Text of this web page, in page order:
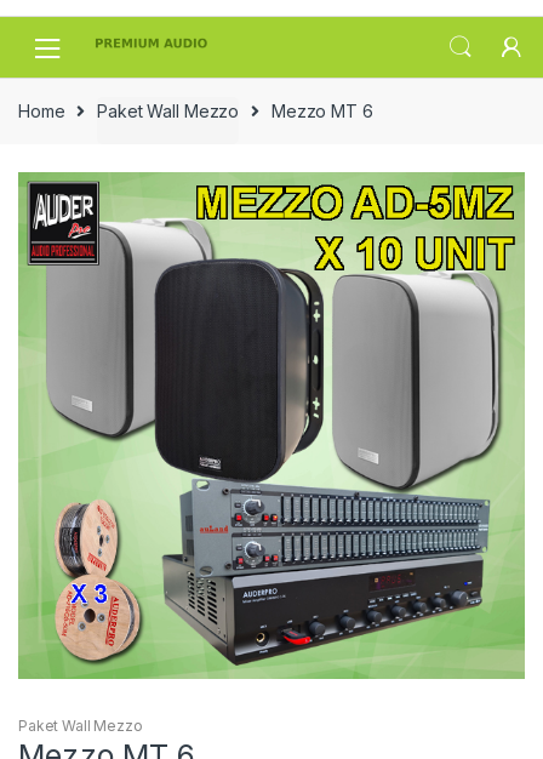
Skip
Skip
Home Paket Wall Mezzo Mezzo MT 6
Paket Wall Mezzo